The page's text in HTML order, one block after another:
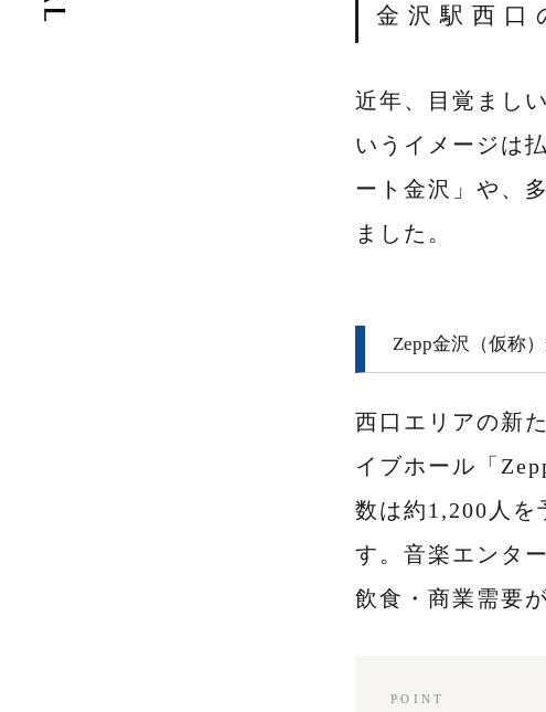
金沢駅西口
近年、目覚まし
いうイメージは
ート金沢」や、
ました。
Zepp金沢（仮称
西口エリアの新
イブホール「
数は約1,200人を
す。音楽エンタ
飲食・商業需要
POINT